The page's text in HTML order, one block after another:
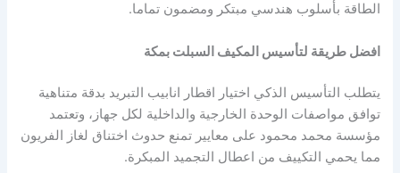
الطاقة بأسلوب هندسي مبتكر ومضمون تماما.
افضل طريقة لتأسيس المكيف السبلت بمكة
يتطلب التأسيس الذكي اختيار اقطار انابيب التبريد بدقة متناهية
توافق مواصفات الوحدة الخارجية والداخلية لكل جهاز، وتعتمد
مؤسسة محمد محمود على معايير تمنع حدوث اختناق لغاز الفريون
مما يحمي التكييف من اعطال التجميد المبكرة.